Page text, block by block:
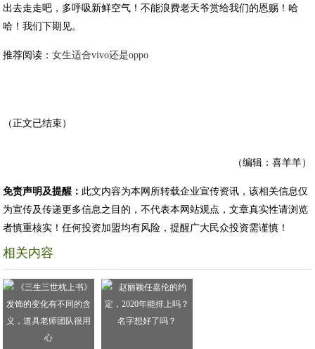
出去走走吧，多呼吸新鲜空气！不能浪费老天爷赏给我们的恩赐！哈
哈！我们下期见。
推荐阅读：女生适合vivo还是oppo
（正文已结束）
（编辑：喜羊羊）
免责声明及提醒： 此文内容为本网所转载企业宣传资讯，该相关信息仅
为宣传及传递更多信息之目的，不代表本网站观点，文章真实性请浏览
者慎重核实！任何投资加盟均有风险，提醒广大民众投资需谨慎！
相关内容